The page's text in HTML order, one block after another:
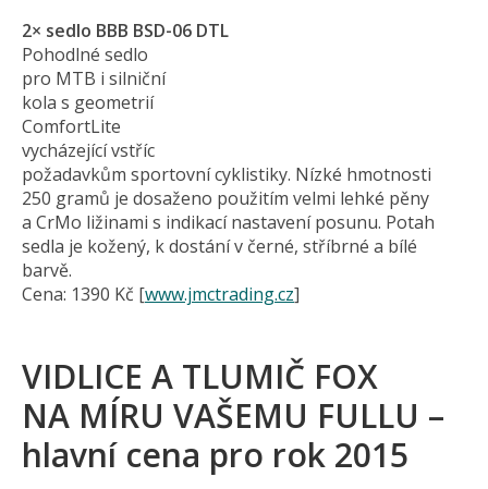
2× sedlo BBB BSD-06 DTL
Pohodlné sedlo
pro MTB i silniční
kola s geometrií
ComfortLite
vycházející vstříc
požadavkům sportovní cyklistiky. Nízké hmotnosti
250 gramů je dosaženo použitím velmi lehké pěny
a CrMo ližinami s indikací nastavení posunu. Potah
sedla je kožený, k dostání v černé, stříbrné a bílé
barvě.
Cena: 1390 Kč [www.jmctrading.cz]
VIDLICE A TLUMIČ FOX
NA MÍRU VAŠEMU FULLU –
hlavní cena pro rok 2015